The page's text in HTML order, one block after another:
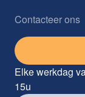
Contacteer ons
Elke werkdag
15u